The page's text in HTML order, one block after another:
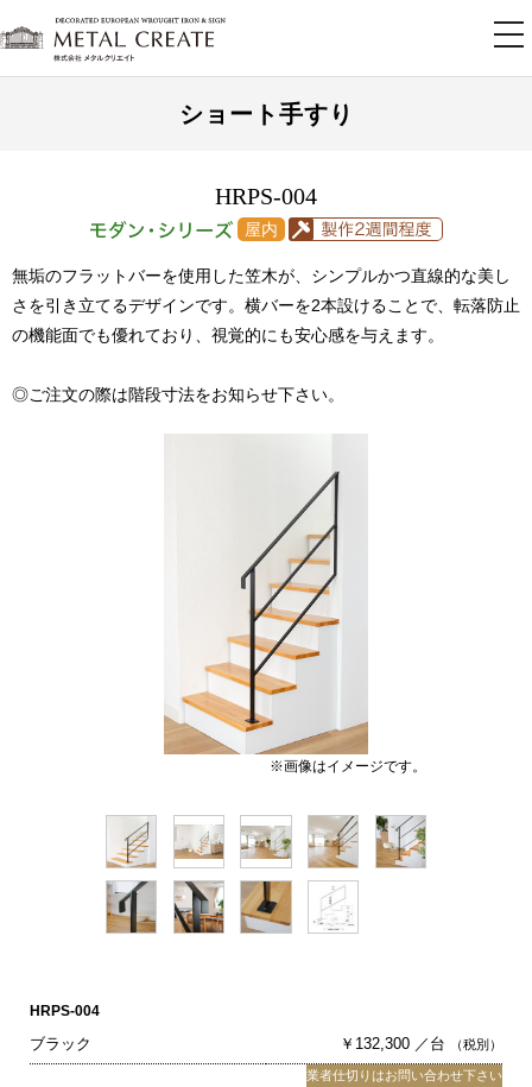
ショート手すり
HRPS-004
無垢のフラットバーを使用した笠木が、シンプルかつ直線的な美し
さを引き立てるデザインです。横バーを2本設けることで、転落防止
の機能面でも優れており、視覚的にも安心感を与えます。
◎ご注文の際は階段寸法をお知らせ下さい。
※画像はイメージです。
HRPS-004
ブラック ￥132,300 ／台 （税別）
業者仕切りはお問い合わせ下さい